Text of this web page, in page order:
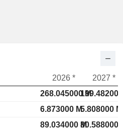
2026 *
2027 *
268.045000 M
6.873000 M5.808000 M
89.034000 M80.588000